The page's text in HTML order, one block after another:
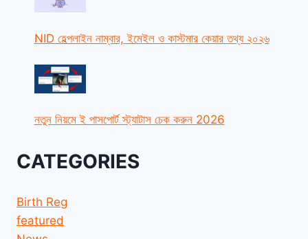
NID হেল্পলাইন নাম্বার, ইমেইল ও কাস্টমার কেয়ার তথ্য ২০২৬
নতুন নিয়মে ই পাসপোর্ট স্ট্যাটাস চেক করুন 2026
CATEGORIES
Birth Reg
featured